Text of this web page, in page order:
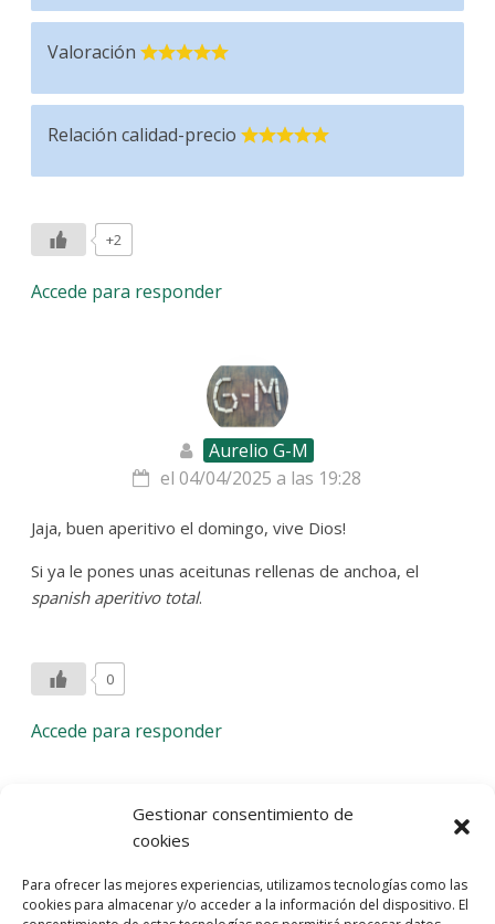
Gestionar consentimiento de
cookies
Para ofrecer las mejores experiencias, utilizamos tecnologías como las
cookies para almacenar y/o acceder a la información del dispositivo. El
Valoración
Relación calidad-precio
+2
Accede para responder
Aurelio G-M
el 04/04/2025 a las 19:28
Jaja, buen aperitivo el domingo, vive Dios!
Si ya le pones unas aceitunas rellenas de anchoa, el
spanish aperitivo total.
0
Accede para responder
Deja una respuesta
comentario.